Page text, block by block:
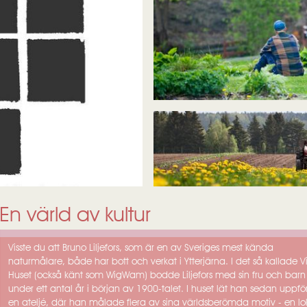
En värld av kultur
Visste du att Bruno Liljefors, som är en av Sveriges mest kända
naturmålare, både har bott och verkat i Ytterjärna. I det så kallade
Huset (också känt som WigWam) bodde Liljefors med sin fru och barn
under ett antal år i början av 1900-talet. I huset lät han sedan
en ateljé, där han målade flera av sina världsberömda motiv - en